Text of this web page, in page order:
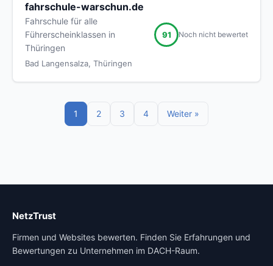
fahrschule-warschun.de
Fahrschule für alle
Führerscheinklassen in
Thüringen
Bad Langensalza, Thüringen
91 Noch nicht bewertet
1 2 3 4 Weiter »
NetzTrust
Firmen und Websites bewerten. Finden Sie Erfahrungen und
Bewertungen zu Unternehmen im DACH-Raum.